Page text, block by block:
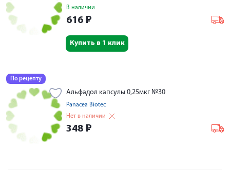
В наличии
616 ₽
Купить в 1 клик
По рецепту
Альфадол капсулы 0,25мкг №30
Panacea Biotec
Нет в наличии
348 ₽